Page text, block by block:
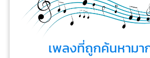
เพลงที่ถูกค้นหาม